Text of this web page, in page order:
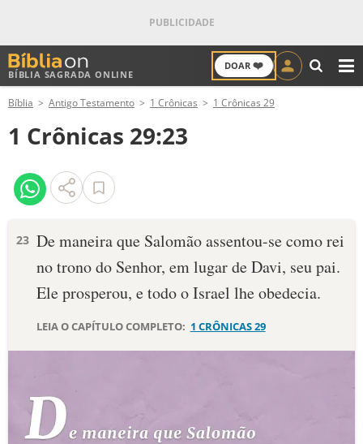
BÍBLIA SAGRADA ONLINE
DOAR ❤️
ANTIGO TESTAMENTO
NOVO TESTAMENTO
VERSÍCULOS
PALAVRA DO DIA
DEVOCIONAL DIÁRIO
10 MANDAMENTOS
ESTUDOS BÍBLICOS
Bíblia Antigo Testamento 1 Crônicas 1 Crônicas 29
1 Crônicas 29:23
23 De maneira que Salomão assentou-se como rei
no trono do Senhor, em lugar de Davi, seu pai.
Ele prosperou, e todo o Israel lhe obedecia.
LEIA O CAPÍTULO COMPLETO: 1 CRÔNICAS 29